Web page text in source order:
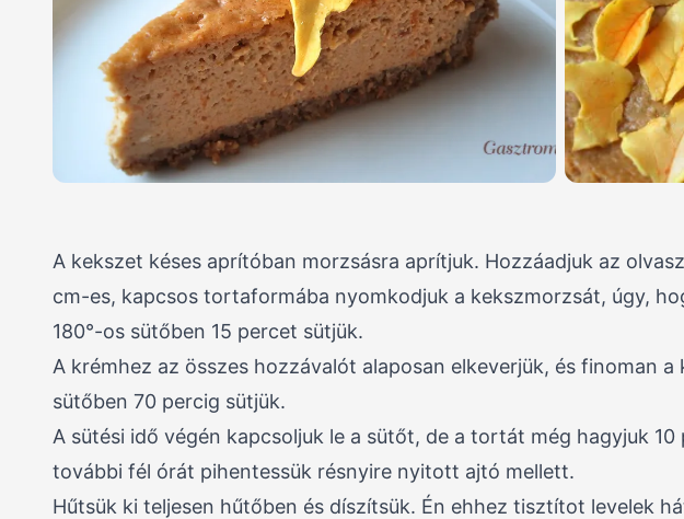
A kekszet késes aprítóban morzsásra aprítjuk. Hozzáadjuk az
cm-es, kapcsos tortaformába nyomkodjuk a kekszmorzsát, úgy,
180°-os sütőben 15 percet sütjük.
A krémhez az összes hozzávalót alaposan elkeverjük, és finoman
sütőben 70 percig sütjük.
A sütési idő végén kapcsoljuk le a sütőt, de a tortát még hagyjuk
további fél órát pihentessük résnyire nyitott ajtó mellett.
Hűtsük ki teljesen hűtőben és díszítsük. Én ehhez tisztítot levelek